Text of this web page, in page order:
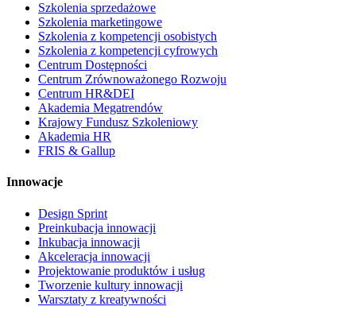
Szkolenia sprzedażowe
Szkolenia marketingowe
Szkolenia z kompetencji osobistych
Szkolenia z kompetencji cyfrowych
Centrum Dostępności
Centrum Zrównoważonego Rozwoju
Centrum HR&DEI
Akademia Megatrendów
Krajowy Fundusz Szkoleniowy
Akademia HR
FRIS & Gallup
Innowacje
Design Sprint
Preinkubacja innowacji
Inkubacja innowacji
Akceleracja innowacji
Projektowanie produktów i usług
Tworzenie kultury innowacji
Warsztaty z kreatywności